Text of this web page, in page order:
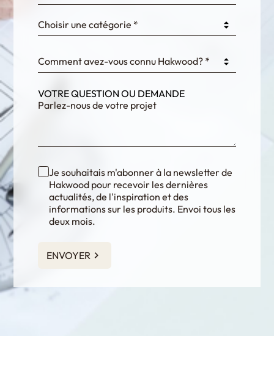
fKG333tDPmDdJm8
Choisir une catégorie *
Comment avez-vous connu Hakwood? *
VOTRE QUESTION OU DEMANDE
Je souhaitais m'abonner à la newsletter de
Hakwood pour recevoir les dernières
actualités, de l'inspiration et des
informations sur les produits. Envoi tous les
deux mois.
ENVOYER